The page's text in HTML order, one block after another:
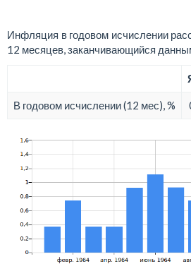
Инфляция в годовом исчислении
12 месяцев, заканчивающийся
В годовом исчислении (12 мес), %